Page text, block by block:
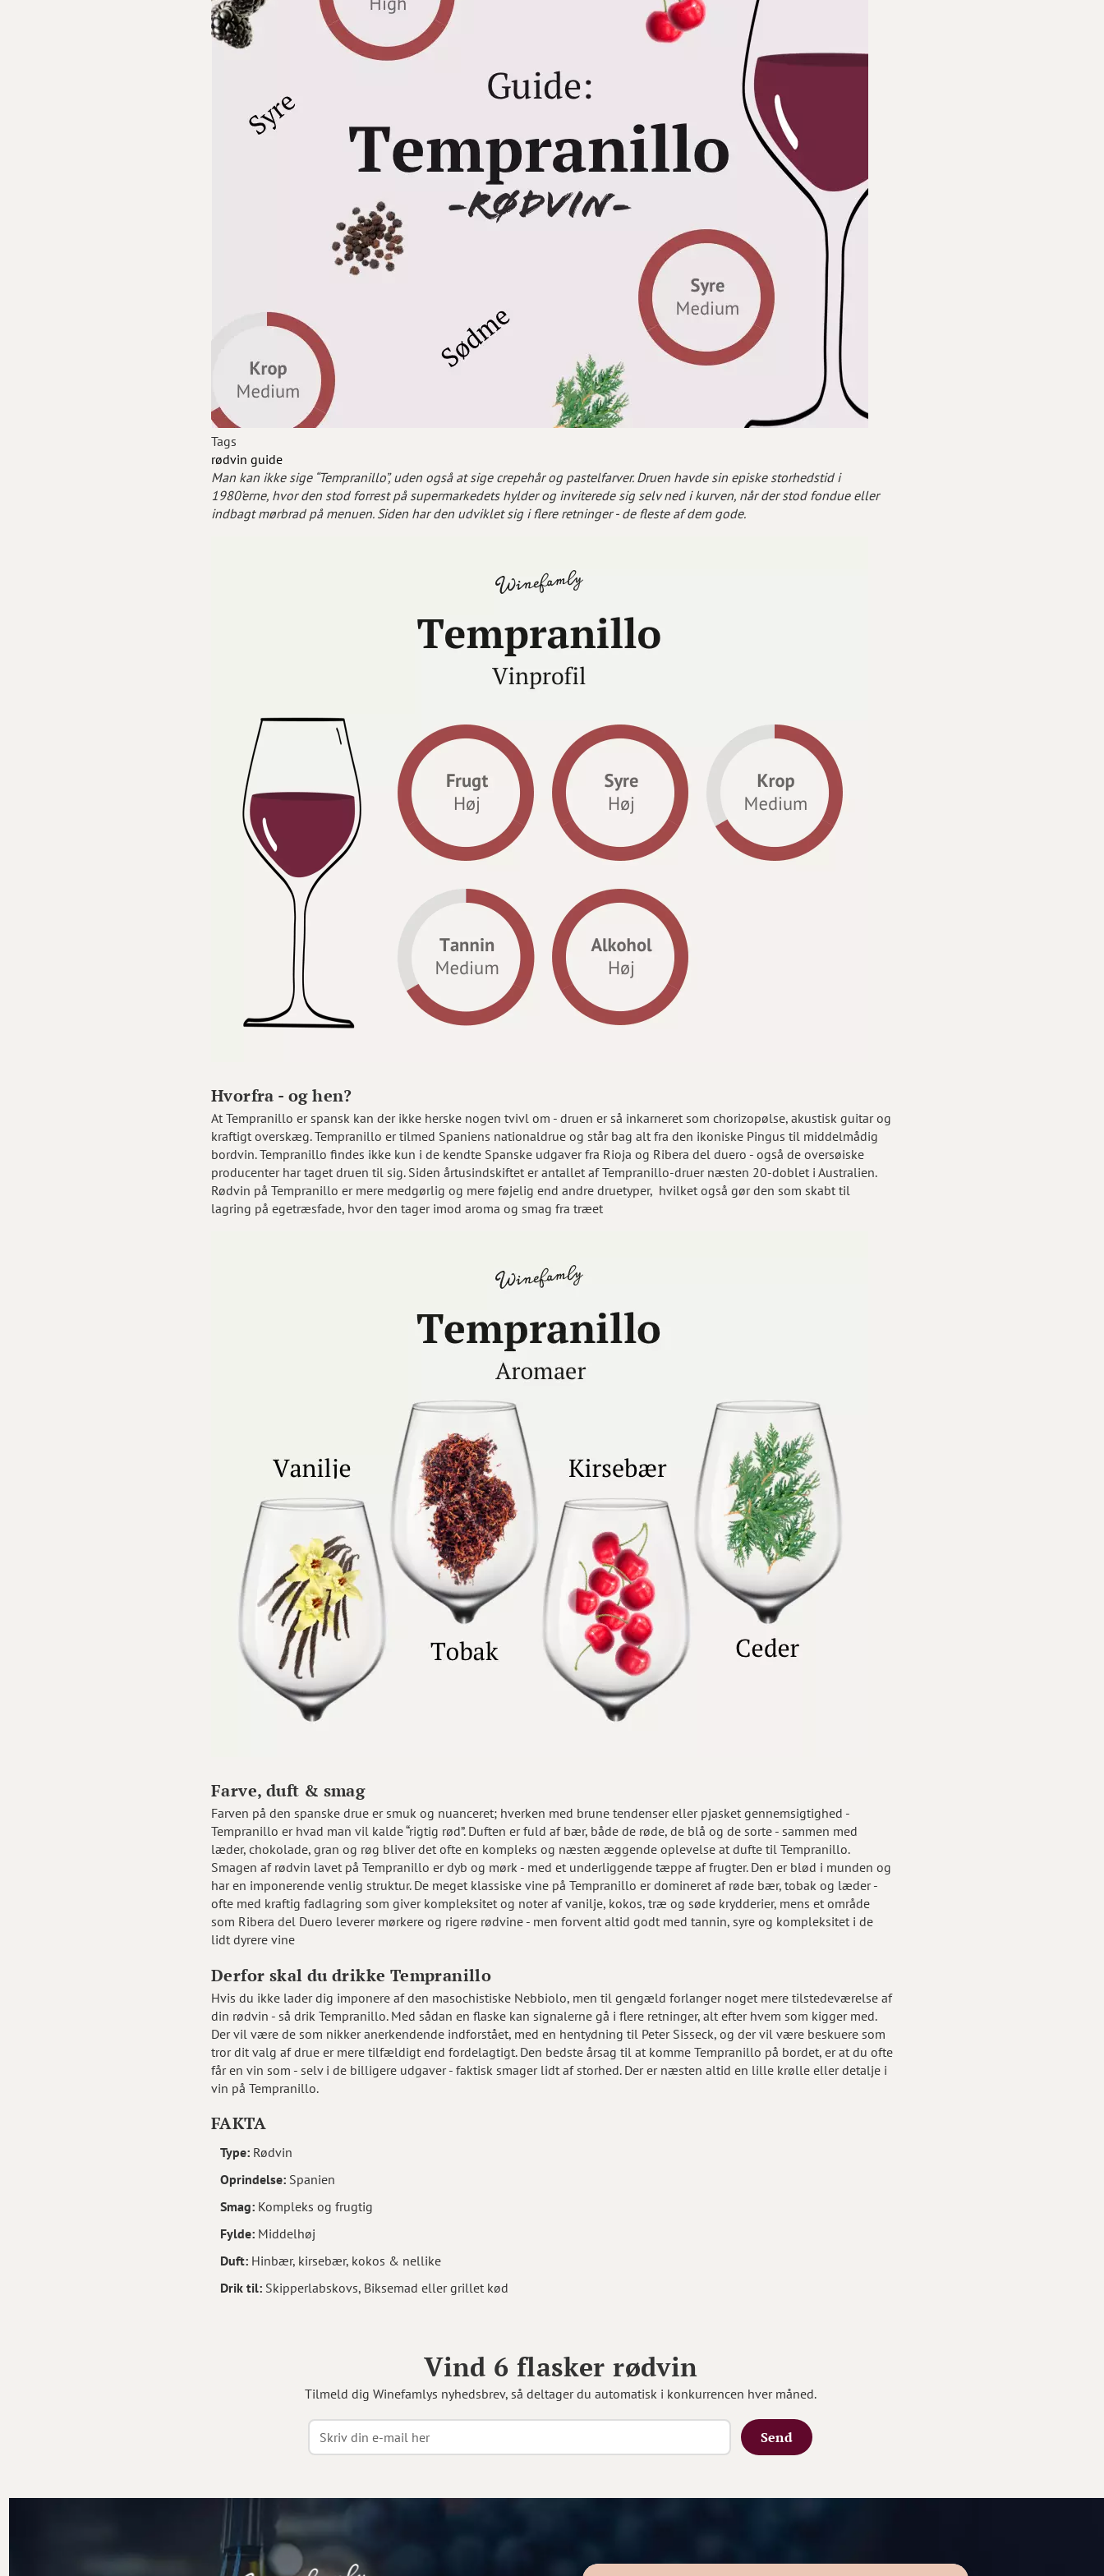
Tags
rødvin guide
Man kan ikke sige “Tempranillo”, uden også at sige crepehår og pastelfarver. Druen havde sin episke storhedstid i
1980’erne, hvor den stod forrest på supermarkedets hylder og inviterede sig selv ned i kurven, når der stod fondue eller
indbagt mørbrad på menuen. Siden har den udviklet sig i flere retninger - de fleste af dem gode.
Hvorfra - og hen?
At Tempranillo er spansk kan der ikke herske nogen tvivl om - druen er så inkarneret som chorizopølse, akustisk guitar og
kraftigt overskæg. Tempranillo er tilmed Spaniens nationaldrue og står bag alt fra den ikoniske Pingus til middelmådig
bordvin. Tempranillo findes ikke kun i de kendte Spanske udgaver fra Rioja og Ribera del duero - også de oversøiske
producenter har taget druen til sig. Siden årtusindskiftet er antallet af Tempranillo-druer næsten 20-doblet i Australien.
Rødvin på Tempranillo er mere medgørlig og mere føjelig end andre druetyper, hvilket også gør den som skabt til
lagring på egetræsfade, hvor den tager imod aroma og smag fra træet
Farve, duft & smag
Farven på den spanske drue er smuk og nuanceret; hverken med brune tendenser eller pjasket gennemsigtighed -
Tempranillo er hvad man vil kalde “rigtig rød”. Duften er fuld af bær, både de røde, de blå og de sorte - sammen med
læder, chokolade, gran og røg bliver det ofte en kompleks og næsten æggende oplevelse at dufte til Tempranillo.
Smagen af rødvin lavet på Tempranillo er dyb og mørk - med et underliggende tæppe af frugter. Den er blød i munden og
har en imponerende venlig struktur. De meget klassiske vine på Tempranillo er domineret af røde bær, tobak og læder -
ofte med kraftig fadlagring som giver kompleksitet og noter af vanilje, kokos, træ og søde krydderier, mens et område
som Ribera del Duero leverer mørkere og rigere rødvine - men forvent altid godt med tannin, syre og kompleksitet i de
lidt dyrere vine
Derfor skal du drikke Tempranillo
Hvis du ikke lader dig imponere af den masochistiske Nebbiolo, men til gengæld forlanger noget mere tilstedeværelse af
din rødvin - så drik Tempranillo. Med sådan en flaske kan signalerne gå i flere retninger, alt efter hvem som kigger med.
Der vil være de som nikker anerkendende indforstået, med en hentydning til Peter Sisseck, og der vil være beskuere som
tror dit valg af drue er mere tilfældigt end fordelagtigt. Den bedste årsag til at komme Tempranillo på bordet, er at du ofte
får en vin som - selv i de billigere udgaver - faktisk smager lidt af storhed. Der er næsten altid en lille krølle eller detalje i
vin på Tempranillo.
FAKTA
Type: Rødvin
Oprindelse: Spanien
Smag: Kompleks og frugtig
Fylde: Middelhøj
Duft: Hinbær, kirsebær, kokos & nellike
Drik til: Skipperlabskovs, Biksemad eller grillet kød
Vind 6 flasker rødvin
Tilmeld dig Winefamlys nyhedsbrev, så deltager du automatisk i konkurrencen hver måned.
Send